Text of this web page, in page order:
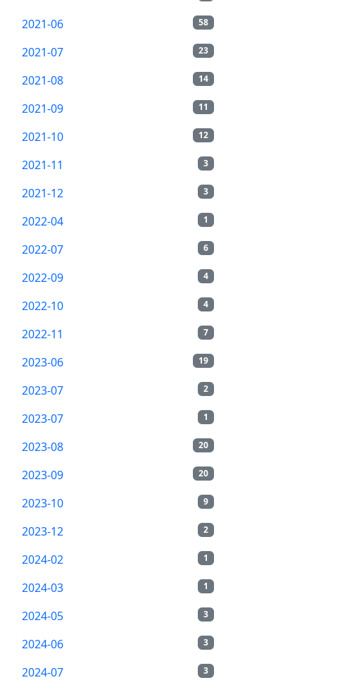
58
2021-06
23
2021-07
14
2021-08
11
2021-09
12
2021-10
3
2021-11
3
2021-12
1
2022-04
6
2022-07
4
2022-09
4
2022-10
7
2022-11
19
2023-06
2
2023-07
1
2023-07
20
2023-08
20
2023-09
9
2023-10
2
2023-12
1
2024-02
1
2024-03
3
2024-05
3
2024-06
3
2024-07